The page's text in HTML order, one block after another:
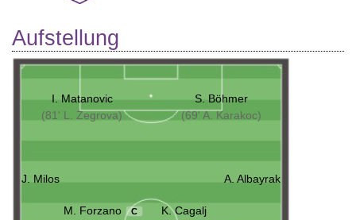
Aufstellung
I. Matanovic
(81' L. Zegrova)
S. Böhmer
(69' A. Karakoc)
J. Milos A. Albayrak
M. Forzano C
K. Cagalj